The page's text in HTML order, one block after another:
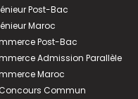
Post-Bac
Maroc
Post-Bac
Admission Parallèle
Maroc
Concours Commun